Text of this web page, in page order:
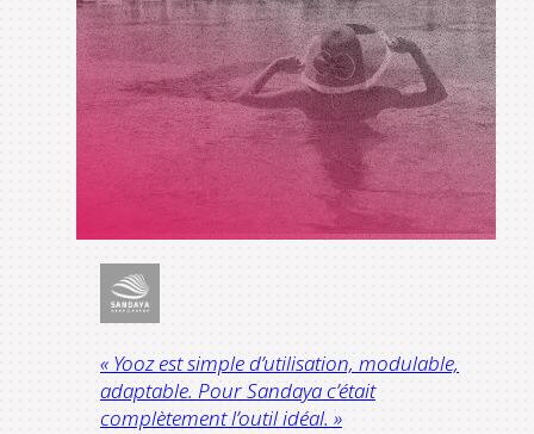
« Yooz est simple d’utilisation, modulable,
adaptable. Pour Sandaya c’était
complètement l’outil idéal. »